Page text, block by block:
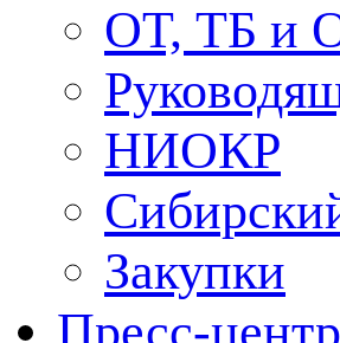
ОТ, ТБ и
НИОКР
Закупки